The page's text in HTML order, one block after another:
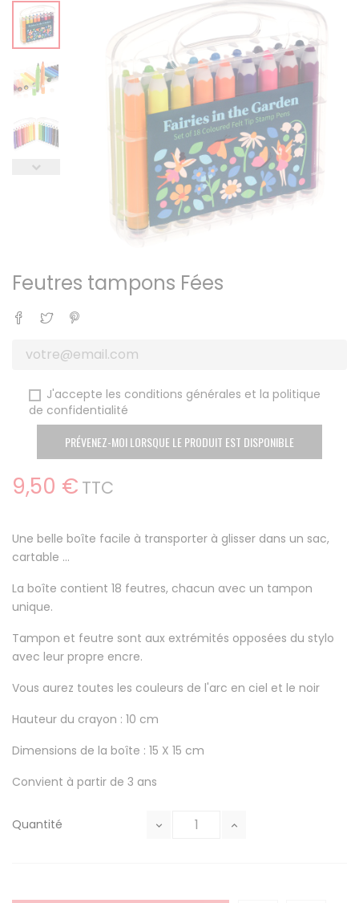
Feutres tampons Fées
Partager
Tweet
J'accepte les conditions générales et la politique
de confidentialité
PRÉVENEZ-MOI LORSQUE LE PRODUIT EST DISPONIBLE
9,50 € TTC
Une belle boîte facile à transporter à glisser dans un sac,
cartable ...
La boîte contient 18 feutres, chacun avec un tampon
unique.
Tampon et feutre sont aux extrémités opposées du stylo
avec leur propre encre.
Vous aurez toutes les couleurs de l'arc en ciel et le noir
Hauteur du crayon : 10 cm
Dimensions de la boîte : 15 X 15 cm
Convient à partir de 3 ans
Quantité